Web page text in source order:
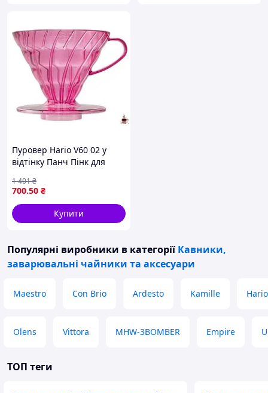
Пуровер Hario V60 02 у
відтінку Панч Пінк для
кави вдома
700.50 ₴
1 401₴
Купити
Популярні виробники в категорії Кавники,
заварювальні чайники та аксесуари
Maestro Con Brio Ardesto Kamille Hario
Olens Vittora MHW-3BOMBER Empire
ТОП теги